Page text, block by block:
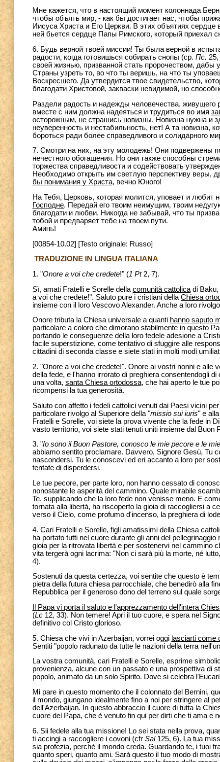
Мне кажется, что в настоящий момент колоннада
чтобы объять мир, - как бы достигает нас, чтобы
Иисуса Христа и Его Церкви. В этих объятиях
ней бьется сердце Папы Римского, который приехал
6. Будь верной твоей миссии! Ты была верной в
радости, когда готовишься собирать снопы (ср. Пс.
своей жизнью, призванной стать пророчеством, дабы
Страны узреть то, во что ты веришь, на что ты
Воскресшего. Да утвердится твое свидетельство,
благодати Христовой, закваски невидимой, но
Раздели радость и надежды человечества, живущего
вместе с ним должна надеяться и трудиться во имя
осторожным, не страшись новизны. Новизна нужна и
неуверенность и нестабильность, нет! А та новизна,
бороться ради более справедливого и солидарного
7. Смотри на них, на эту молодежь! Они подвержены
нечестного обогащения. Но они также способны
торжества справедливости и содействовать
Необходимо открыть им светлую перспективу веры,
бы понимания у Христа, вечно Юного!
На Тебя, Церковь, которая молится, уповает и любит
Господне. Передай его твоим неимущим, твоим
благодати и любви. Никогда не забывай, что ты
тобой и предваряет тебе на твоем пути.
Аминь!
[00854-10.02] [Testo originale: Russo]
TRADUZIONE IN LINGUA ITALIANA
1. "Onore a voi che credete!" (1 Pt2, 7).
Sì, amati Fratelli e Sorelle della comunità cattolica di
a voi che credete!". Saluto pure i cristiani della Chiesa
insieme con il loro Vescovo Alexander. Anche a loro
Onore tributa la Chiesa universale a quanti hanno saputo
particolare a coloro che dimorano stabilmente in questo
portando le conseguenze della loro fedele adesione a
facile superstizione, come tentativo di sfuggire alle
cittadini di seconda classe e siete stati in molti modi
2. "Onore a voi che credete!". Onore ai vostri nonni e alle
della fede, e l'hanno irrorato di preghiera consentendogli
una volta, santa Chiesa ortodossa, che hai aperto le tue
ricompensi la tua generosità.
Saluto con affetto i fedeli cattolici venuti dai Paesi vicini
particolare rivolgo al Superiore della "missio sui iuris" e
Fratelli e Sorelle, voi siete la prova vivente che la fede in
vasto territorio, voi siete stati tenuti uniti insieme dal Buon
3. "Io sono il Buon Pastore, conosco le mie pecore e le
abbiamo sentito proclamare. Davvero, Signore Gesù, Tu
nascondersi. Tu le conoscevi ed eri accanto a loro per
tentate di disperdersi.
Le tue pecore, per parte loro, non hanno cessato di
nonostante le asperità del cammino. Quale mirabile
Te, supplicando che la loro fede non venisse meno. E
tornata alla libertà, ha riscoperto la gioia di raccogliersi a
verso il Cielo, come profumo d'incenso, la preghiera di
4. Cari Fratelli e Sorelle, figli amatissimi della Chiesa
ha portato tutti nel cuore durante gli anni del
gioia per la ritrovata libertà e per sostenervi nel cammino
vita tergerà ogni lacrima: "Non ci sarà più la morte, né
4).
Sostenuti da questa certezza, voi sentite che questo è
pietra della futura chiesa parrocchiale, che benedirò alla
Repubblica per il generoso dono del terreno sul quale
Il Papa vi porta il saluto e l'apprezzamento dell'intera
(Lc 12, 33). Non temere! Apri il tuo cuore, e spera nel
definitivo col Cristo glorioso.
5. Chiesa che vivi in Azerbaijan, vorrei oggi lasciarti come
Sentiti "popolo radunato da tutte le nazioni della terra
La vostra comunità, cari Fratelli e Sorelle, esprime
provenienza, alcune con un passato e una prospettiva di
popolo, animato da un solo Spirito. Dove si celebra
Mi pare in questo momento che il colonnato del Bernini,
il mondo, giungano idealmente fino a noi per stringere al
dell'Azerbaijan. In questo abbraccio il cuore di tutta la
cuore del Papa, che è venuto fin qui per dirti che ti ama e
6. Sii fedele alla tua missione! Lo sei stata nella prova,
ti accingi a raccogliere i covoni (cfr Sal125, 6). La tua
sia profezia, perché il mondo creda. Guardando te, i tuoi
quanto speri, quanto ami. Sarà questo il tuo modo di